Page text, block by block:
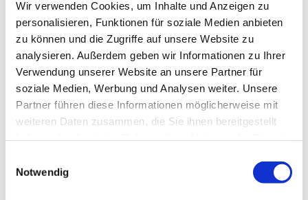
Wir verwenden Cookies, um Inhalte und Anzeigen zu
personalisieren, Funktionen für soziale Medien anbieten
zu können und die Zugriffe auf unsere Website zu
analysieren. Außerdem geben wir Informationen zu Ihrer
Verwendung unserer Website an unsere Partner für
soziale Medien, Werbung und Analysen weiter. Unsere
Partner führen diese Informationen möglicherweise mit
weiteren Daten zusammen, die Sie ihnen bereitgestellt
Notwendig